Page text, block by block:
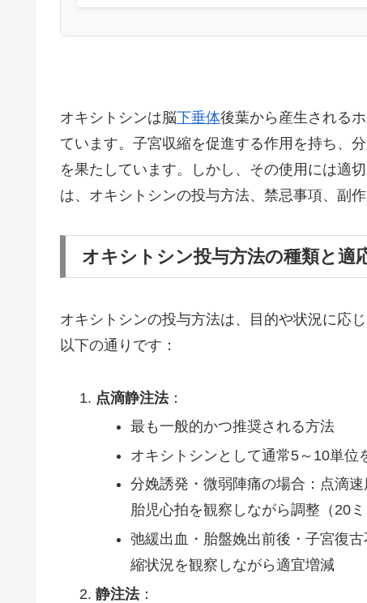
オキシトシンは脳下垂体後葉から産生される
ています。子宮収縮を促進する作用を持ち、
を果たしています。しかし、その使用には適
は、オキシトシンの投与方法、禁忌事項、副
オキシトシン投与方法の種類と適
オキシトシンの投与方法は、目的や状況に応
以下の通りです：
点滴静注法：
最も一般的かつ推奨される方法
オキシトシンとして通常5～10単
分娩誘発・微弱陣痛の場合：点滴
胎児心拍を観察しながら調整（20
弛緩出血・胎盤娩出前後・子宮復
縮状況を観察しながら適宜増減
静注法：